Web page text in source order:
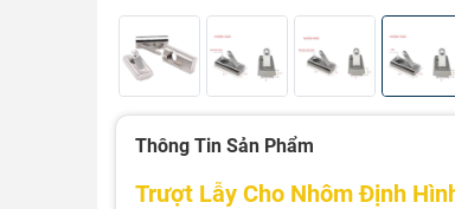
Thông Tin Sản Phẩm
Trượt Lẫy Cho Nhôm Định